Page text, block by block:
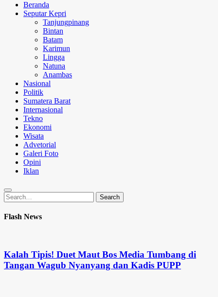
Beranda
Seputar Kepri
Tanjungpinang
Bintan
Batam
Karimun
Lingga
Natuna
Anambas
Nasional
Politik
Sumatera Barat
Internasional
Tekno
Ekonomi
Wisata
Advetorial
Galeri Foto
Opini
Iklan
Search
for:
Search
Flash News
Kalah Tipis! Duet Maut Bos Media Tumbang di
Tangan Wagub Nyanyang dan Kadis PUPP